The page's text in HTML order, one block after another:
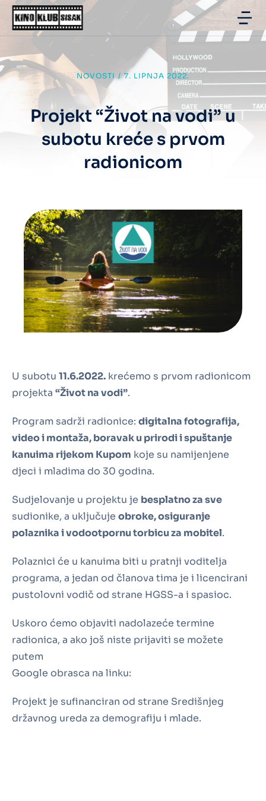
NOVOSTI / 7. LIPNJA 2022.
Projekt “Život na vodi” u
subotu kreće s prvom
radionicom
U subotu 11.6.2022. krećemo s prvom radionicom
projekta “Život na vodi”.
Program sadrži radionice: digitalna fotografija,
video i montaža, boravak u prirodi i spuštanje
kanuima rijekom Kupom koje su namijenjene
djeci i mladima do 30 godina.
Sudjelovanje u projektu je besplatno za sve
sudionike, a uključuje obroke, osiguranje
polaznika i vodootpornu torbicu za mobitel.
Polaznici će u kanuima biti u pratnji voditelja
programa, a jedan od članova tima je i licencirani
pustolovni vodič od strane HGSS-a i spasioc.
Uskoro ćemo objaviti nadolazeće termine
radionica, a ako još niste prijaviti se možete
putem
Google obrasca na linku:
Projekt je sufinanciran od strane Središnjeg
državnog ureda za demografiju i mlade.